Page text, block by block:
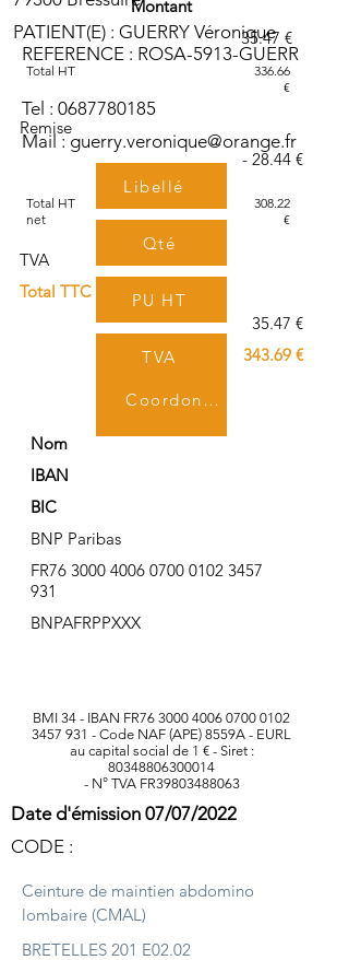
PATIENT(E) : GUERRY Véronique
REFERENCE : ROSA-5913-GUERR
Tel : 0687780185
Mail : guerry.veronique@orange.fr
Libellé
Qté
PU HT
TVA
Montant
35.47 €
Total HT
336.66
€
Remise
- 28.44 €
Total HT
net
308.22
€
TVA
Total TTC
35.47 €
343.69 €
Coordonnées bancaires
Nom
IBAN
BIC
BNP Paribas
FR76 3000 4006 0700 0102 3457
931
BNPAFRPPXXX
BMI 34 - IBAN FR76 3000 4006 0700 0102
3457 931 - Code NAF (APE) 8559A - EURL
au capital social de 1 € - Siret :
80348806300014
- N° TVA FR39803488063
Date d'émission 07/07/2022
CODE :
Ceinture de maintien abdomino
lombaire (CMAL)
BRETELLES 201 E02.02